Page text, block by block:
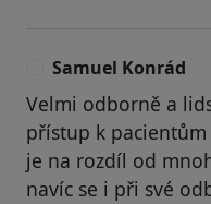
Samuel Konrád
Velmi odborně a
přístup k
je na rozdíl od
navíc se i při své